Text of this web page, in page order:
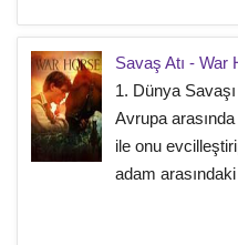
Savaş Atı - War
1. Dünya
Avrupa
ile onu
adam